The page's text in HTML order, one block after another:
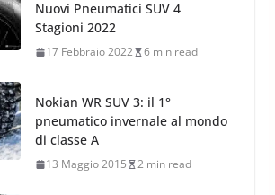
Nokian WR SUV 3: il 1°
pneumatico invernale al mondo
di classe A
Nokian WR SUV 3: nuovi
condizioni invernali difficili